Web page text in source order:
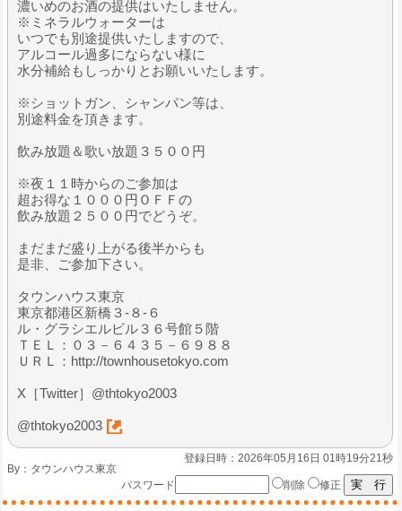
濃いめのお酒の提供はいたしません。
※ミネラルウォーターは
いつでも別途提供いたしますので、
アルコール過多にならない様に
水分補給もしっかりとお願いいたします。
※ショットガン、シャンパン等は、
別途料金を頂きます。
飲み放題＆歌い放題３５００円
※夜１１時からのご参加は
超お得な１０００円ＯＦＦの
飲み放題２５００円でどうぞ。
まだまだ盛り上がる後半からも
是非、ご参加下さい。
タウンハウス東京
東京都港区新橋３-８-６
ル・グラシエルビル３６号館５階
ＴＥＬ：０３－６４３５－６９８８
ＵＲＬ：http://townhousetokyo.com
X［Twitter］@thtokyo2003
@thtokyo2003
登録日時：2026年05月16日 01時19分21秒
By： タウンハウス東京
パスワード
削除 修正